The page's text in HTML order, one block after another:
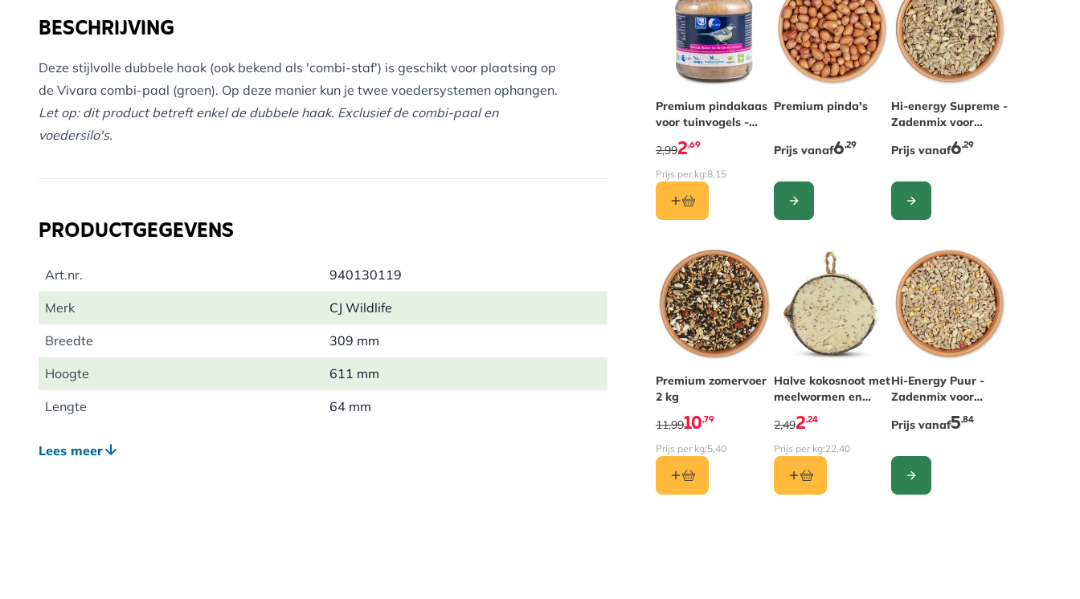
Premium pindakaas
voor tuinvogels -
met meelwormen
2,69
2,99
Prijs per kg:8,15
Premium pinda's
The price depends on the options chosen on the
Prijs vanaf6,29
CONFIGURE
Hi-energy Supreme -
Zadenmix voor
The price depends on the
Prijs vanaf6,29
CONFIGURE
Premium zomervoer
2 kg
10,79
11,99
Prijs per kg:5,40
Halve kokosnoot met
meelwormen en
insecten
2,24
2,49
Prijs per kg:22,40
Hi-Energy Puur -
Zadenmix voor
The price depends on the
Prijs vanaf5,84
CONFIGURE
BESCHRIJVING
Deze stijlvolle dubbele haak (ook bekend als 'combi-staf') is geschikt voor plaatsing op
de Vivara combi-paal (groen). Op deze manier kun je twee voedersystemen ophangen.
Let op: dit product betreft enkel de dubbele haak. Exclusief de combi-paal en
voedersilo's.
PRODUCTGEGEVENS
Art.nr. 940130119
Merk CJ Wildlife
Breedte 309 mm
Hoogte 611 mm
Lengte 64 mm
Lees meer